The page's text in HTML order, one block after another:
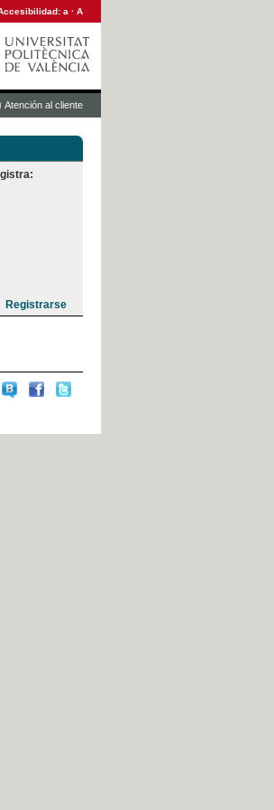
a · A
Atención al cliente